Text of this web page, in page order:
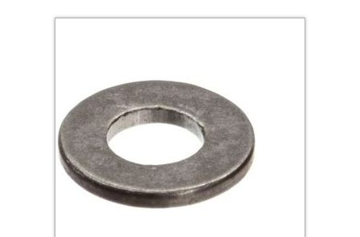
Заклепки (Гайки-Заклепки)
Инструмент
Крюки, кольца с метрической резьбой